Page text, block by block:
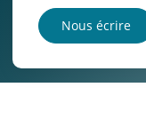
Nous écrire